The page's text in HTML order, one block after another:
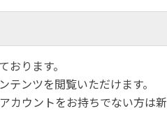
おります。
ンツを閲覧いただけます。
カウントをお持ちでない方は